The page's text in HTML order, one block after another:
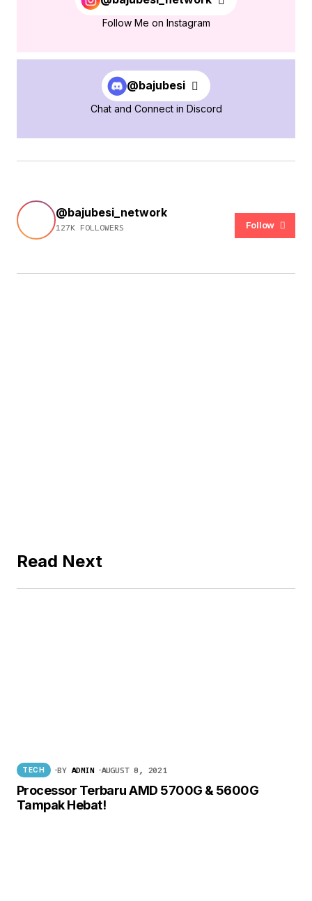
Follow Me on Instagram
@bajubesi
Chat and Connect in Discord
@bajubesi_network
127K FOLLOWERS Follow
Read Next
TECH BY ADMIN AUGUST 8, 2021
Processor Terbaru AMD 5700G & 5600G
Tampak Hebat!